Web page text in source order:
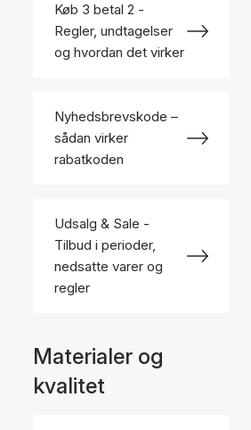
Køb 3 betal 2 -
Regler, undtagelser
og hvordan det virker
Nyhedsbrevskode –
sådan virker
rabatkoden
Udsalg & Sale -
Tilbud i perioder,
nedsatte varer og
regler
Materialer og
kvalitet